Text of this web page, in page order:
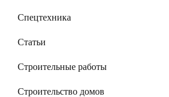
Спецтехника
Статьи
Строительные работы
Строительство домов